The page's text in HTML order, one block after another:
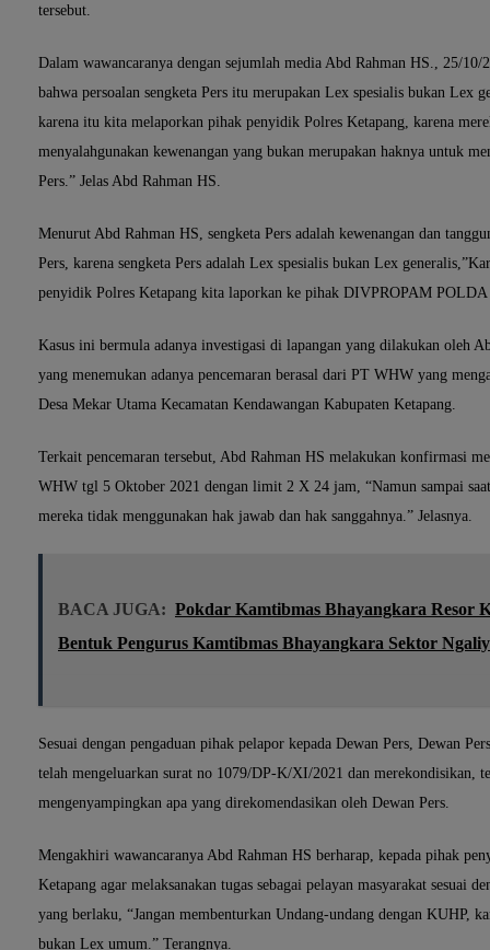
tersebut.
Dalam wawancaranya dengan sejumlah media Abd Rahman HS., 25/10/
bahwa persoalan sengketa Pers itu merupakan Lex spesialis bukan Lex
karena itu kita melaporkan pihak penyidik Polres Ketapang, karena
menyalahgunakan kewenangan yang bukan merupakan haknya untuk
Pers.” Jelas Abd Rahman HS.
Menurut Abd Rahman HS, sengketa Pers adalah kewenangan dan
Pers, karena sengketa Pers adalah Lex spesialis bukan Lex
penyidik Polres Ketapang kita laporkan ke pihak DIVPROPAM
Kasus ini bermula adanya investigasi di lapangan yang dilakukan oleh
yang menemukan adanya pencemaran berasal dari PT WHW yang
Desa Mekar Utama Kecamatan Kendawangan Kabupaten Ketapang.
Terkait pencemaran tersebut, Abd Rahman HS melakukan konfirmasi
WHW tgl 5 Oktober 2021 dengan limit 2 X 24 jam, “Namun sampai
mereka tidak menggunakan hak jawab dan hak sanggahnya.” Jelasnya.
BACA JUGA: Pokdar Kamtibmas Bhayangkara Resor
Bentuk Pengurus Kamtibmas Bhayangkara Sektor
Sesuai dengan pengaduan pihak pelapor kepada Dewan Pers, Dewan
telah mengeluarkan surat no 1079/DP-K/XI/2021 dan merekondisikan,
mengenyampingkan apa yang direkomendasikan oleh Dewan Pers.
Mengakhiri wawancaranya Abd Rahman HS berharap, kepada pihak
Ketapang agar melaksanakan tugas sebagai pelayan masyarakat sesuai
yang berlaku, “Jangan membenturkan Undang-undang dengan KUHP,
bukan Lex umum.” Terangnya.